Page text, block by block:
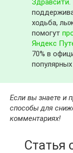
Здравсити.
ходьба,
помогут
Яндекс
70% в
Если вы знаете и
способы для
комментариях!
Статья